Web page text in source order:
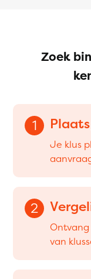
Zoek
1
Je klus
2
van